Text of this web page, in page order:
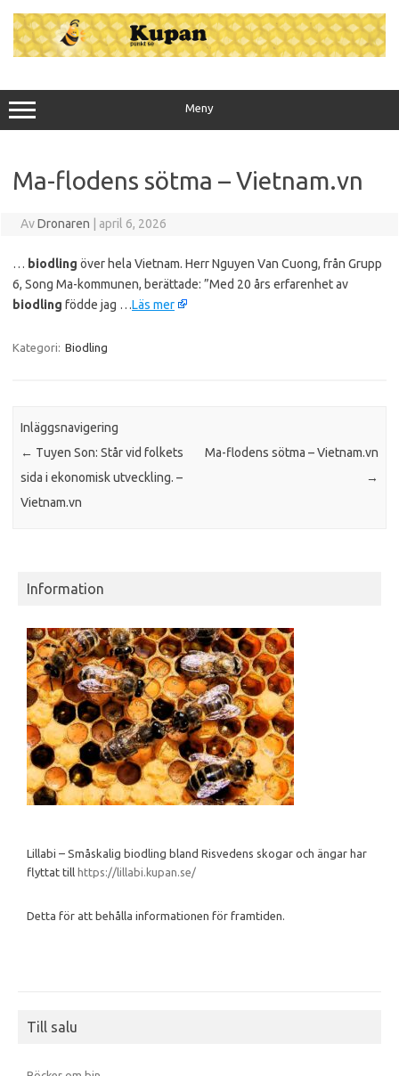
innehåll
Meny
Ma-flodens sötma – Vietnam.vn
AvDronaren april 6, 2026
… biodling över hela Vietnam. Herr Nguyen Van Cuong, från Grupp
6, Song Ma-kommunen, berättade: ”Med 20 års erfarenhet av
biodling födde jag …Läs mer
Kategori: Biodling
Inläggsnavigering
← Tuyen Son: Står vid folkets
sida i ekonomisk utveckling. –
Vietnam.vn
Ma-flodens sötma – Vietnam.vn
→
Information
Lillabi – Småskalig biodling bland Risvedens skogar och ängar har
flyttat till https://lillabi.kupan.se/
Detta för att behålla informationen för framtiden.
Till salu